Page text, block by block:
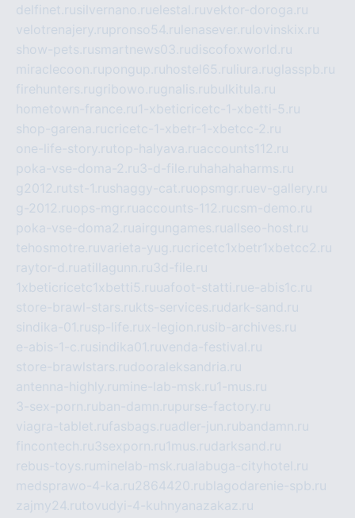
delfinet.rusilvernano.ruelestal.ruvektor-doroga.ru
velotrenajery.rupronso54.ru lenasever.ru lovinskix.ru
show-pets.rusmartnews03.rudiscofoxworld.ru
miraclecoon.rupongup.ru hostel65.ru liura.ruglasspb.ru
firehunters.rugribowo.rugnalis.rubulkitula.ru
hometown-france.ru1-xbeticricetc-1-xbetti-5.ru
shop-garena.rucricetc-1-xbetr-1-xbetcc-2.ru
one-life-story.rutop-halyava.ruaccounts112.ru
poka-vse-doma-2.ru3-d-file.ru hahahaharms.ru
g2012.rutst-1.rushaggy-cat.ruopsmgr.ruev-gallery.ru
g-2012.ruops-mgr.ruaccounts-112.rucsm-demo.ru
poka-vse-doma2.ruairgungames.ruallseo-host.ru
tehosmotre.ruvarieta-yug.rucricetc1xbetr1xbetcc2.ru
raytor-d.ruatillagunn.ru3d-file.ru
1xbeticricetc1xbetti5.ruuafoot-statti.rue-abis1c.ru
store-brawl-stars.rukts-services.rudark-sand.ru
sindika-01.rusp-life.rux-legion.rusib-archives.ru
e-abis-1-c.rusindika01.ruvenda-festival.ru
store-brawlstars.rudooraleksandria.ru
antenna-highly.ru mine-lab-msk.ru1-mus.ru
3-sex-porn.ruban-damn.rupurse-factory.ru
viagra-tablet.rufasbags.ruadler-jun.rubandamn.ru
fincontech.ru3sexporn.ru1mus.rudarksand.ru
rebus-toys.ru minelab-msk.rualabuga-cityhotel.ru
medsprawo-4-ka.ru2864420.rublagodarenie-spb.ru
zajmy24.rutovudyi-4-kuhnyanazakaz.ru